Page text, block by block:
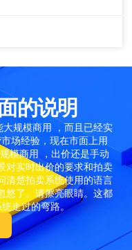
的说明
大规模商用 ，而且已经实
场经验，现在市面上用
模商用 ，出价还是手动
对实时出价的要求和拍卖
清楚拍卖系统使用的语言
悠了。请擦亮眼睛。这都
走过的弯路。